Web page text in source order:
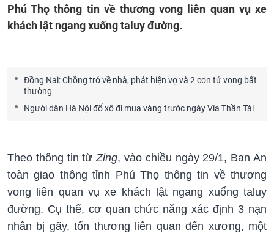
Phú Thọ thông tin về thương vong liên quan vụ xe
khách lật ngang xuống taluy đường.
Đồng Nai: Chồng trở về nhà, phát hiện vợ và 2 con tử vong bất
thường
Người dân Hà Nội đổ xô đi mua vàng trước ngày Vía Thần Tài
Theo thông tin từZing, vào chiều ngày 29/1, Ban An
toàn giao thông tỉnh Phú Thọ thông tin về thương
vong liên quan vụ xe khách lật ngang xuống taluy
đường. Cụ thể, cơ quan chức năng xác định 3 nạn
nhân bị gãy, tổn thương liên quan đến xương, một